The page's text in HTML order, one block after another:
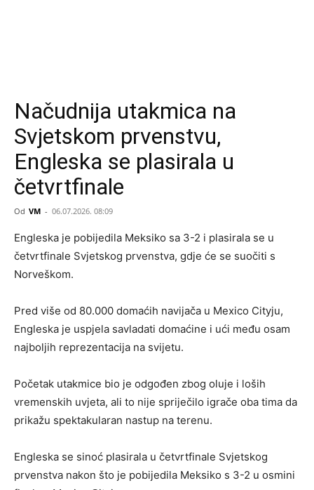
Načudnija utakmica na
Svjetskom prvenstvu,
Engleska se plasirala u
četvrtfinale
Od VM - 06.07.2026. 08:09
Engleska je pobijedila Meksiko sa 3-2 i plasirala se u
četvrtfinale Svjetskog prvenstva, gdje će se suočiti s
Norveškom.
Pred više od 80.000 domaćih navijača u Mexico Cityju,
Engleska je uspjela savladati domaćine i ući među osam
najboljih reprezentacija na svijetu.
Početak utakmice bio je odgođen zbog oluje i loših
vremenskih uvjeta, ali to nije spriječilo igrače oba tima da
prikažu spektakularan nastup na terenu.
Engleska se sinoć plasirala u četvrtfinale Svjetskog
prvenstva nakon što je pobijedila Meksiko s 3-2 u osmini